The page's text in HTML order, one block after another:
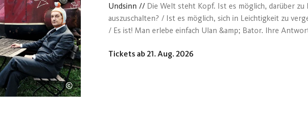
Undsinn // Die Welt steht Kopf. Ist es möglich, darüber zu
auszuschalten? / Ist es möglich, sich in Leichtigkeit zu
/ Es ist! Man erlebe einfach Ulan &amp; Bator. Ihre
beiden preisgekrönten Clowns unter den Intellektuellen,
Tickets ab 21. Aug. 2026